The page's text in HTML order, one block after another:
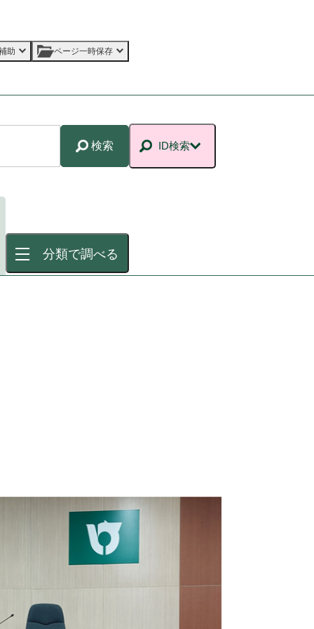
助 ページ一時保存
検索 ID検索
分類で調べる